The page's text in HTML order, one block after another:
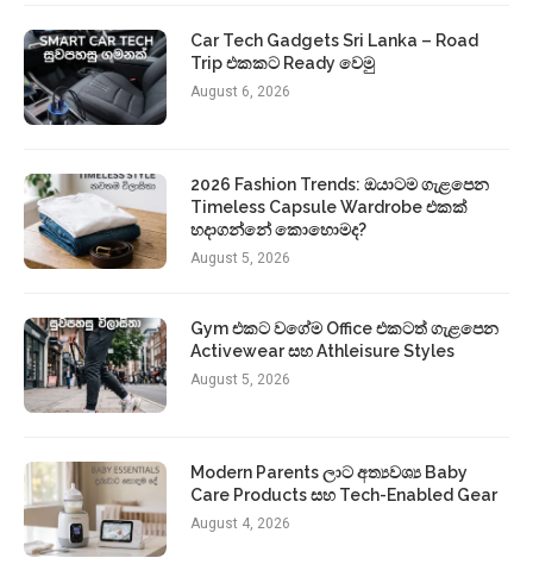
Car Tech Gadgets Sri Lanka – Road
Trip එකකට Ready වෙමු
August 6, 2026
2026 Fashion Trends: ඔයාටම ගැළපෙන
Timeless Capsule Wardrobe එකක්
හදාගන්නේ කොහොමද?
August 5, 2026
Gym එකට වගේම Office එකටත් ගැළපෙන
Activewear සහ Athleisure Styles
August 5, 2026
Modern Parents ලාට අත්‍යවශ්‍ය Baby
Care Products සහ Tech-Enabled Gear
August 4, 2026